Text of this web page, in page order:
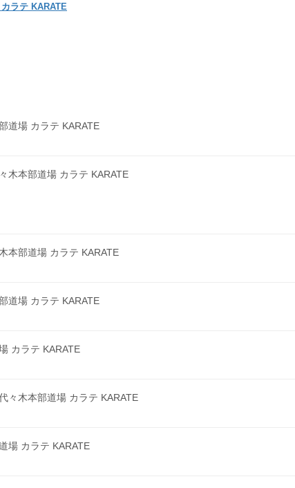
ラテ KARATE
道場 カラテ KARATE
木本部道場 カラテ KARATE
本部道場 カラテ KARATE
道場 カラテ KARATE
カラテ KARATE
々木本部道場 カラテ KARATE
場 カラテ KARATE